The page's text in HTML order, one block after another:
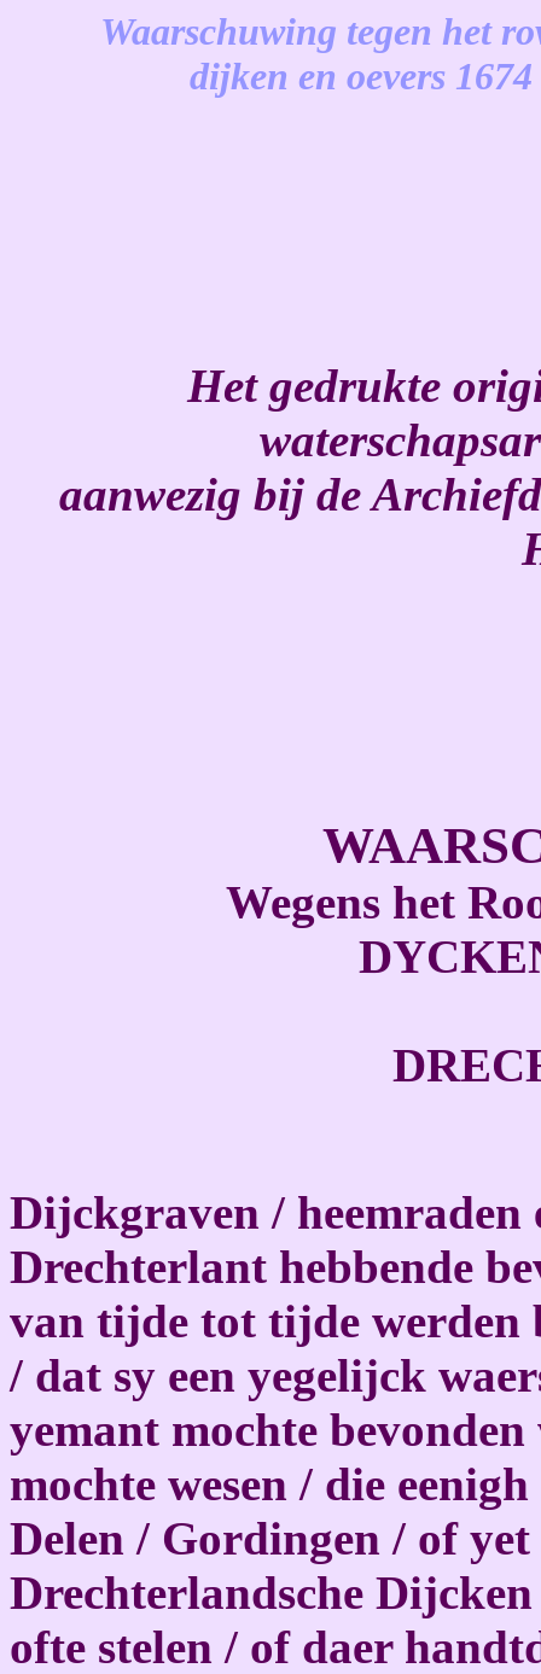
Waarschuwing tegen het
dijken en oevers 1674
Het gedrukte
aanwezig bij de
Wegens het
Dijckgraven / heemraden
Drechterlant hebbende
van tijde tot tijde werden
/ dat sy een yegelijck
yemant mochte
mochte wesen / die
Delen / Gordingen / of
Drechterlandsche
ofte stelen / of daer